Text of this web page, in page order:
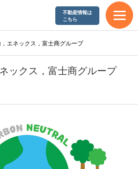
企業
人材
エネックス，富士商グループ
ックス，富士商グループ
不動産情報は
こちら